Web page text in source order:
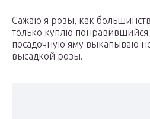
Сажаю я розы, как
только куплю
посадочную яму выкапываю
высадкой розы.